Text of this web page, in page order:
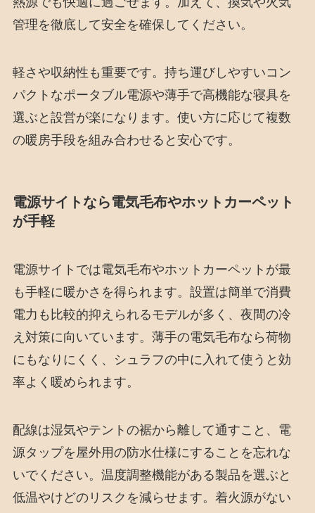
管理を徹底して安全を確保してください。
軽さや収納性も重要です。持ち運びしやすいコン
パクトなポータブル電源や薄手で高機能な寝具を
選ぶと設営が楽になります。使い方に応じて複数
の暖房手段を組み合わせると安心です。
電源サイトなら電気毛布やホットカーペット
が手軽
電源サイトでは電気毛布やホットカーペットが最
も手軽に暖かさを得られます。設置は簡単で消費
電力も比較的抑えられるモデルが多く、夜間の冷
え対策に向いています。薄手の電気毛布なら荷物
にもなりにくく、シュラフの中に入れて使うと効
率よく暖められます。
配線は湿気やテントの裾から離して通すこと、電
源タップを屋外用の防水仕様にすることを忘れな
いでください。温度調整機能がある製品を選ぶと
低温やけどのリスクを減らせます。着火源がない